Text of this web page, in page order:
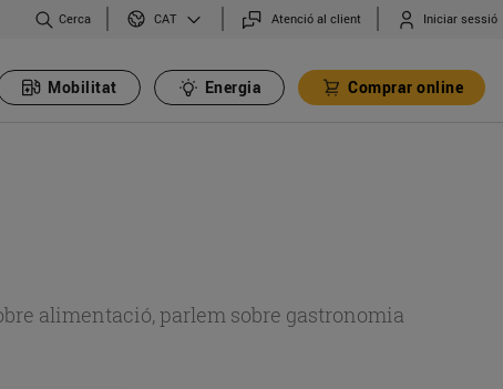
Cerca CAT Atenció al client Iniciar sessió
Mobilitat Energia Comprar online
alimentació, parlem sobre gastronomia